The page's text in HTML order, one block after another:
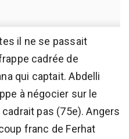
il ne se passait
cadrée de
qui captait. Abdelli
à négocier sur le
pas (75e). Angers
franc de Ferhat